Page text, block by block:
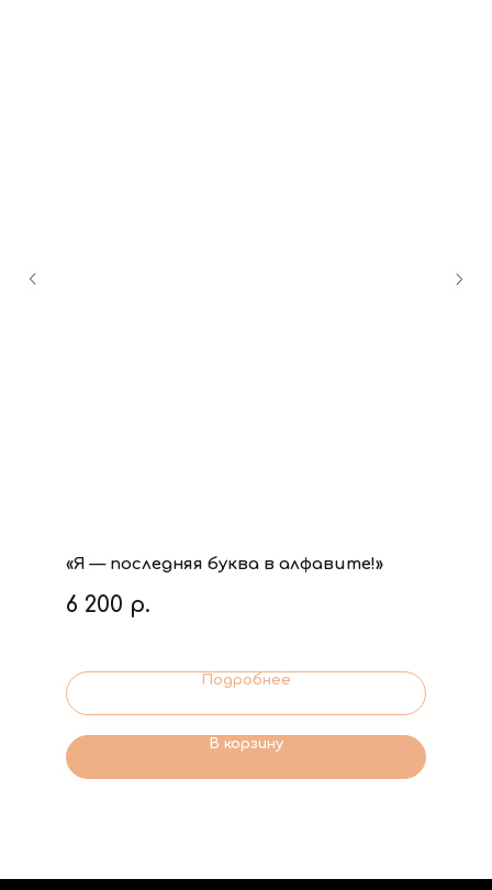
«Я — последняя буква в алфавите!»
6 200 р.
Подробнее
В корзину